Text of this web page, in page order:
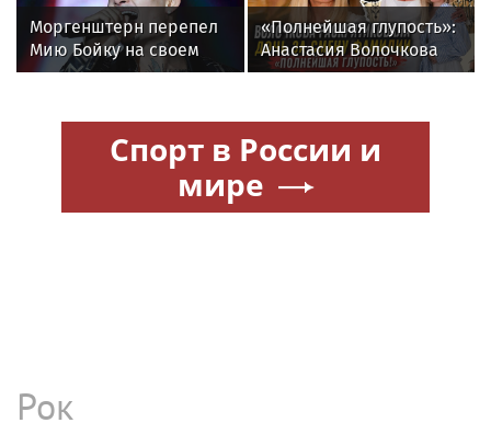
Моргенштерн перепел
Мию Бойку на своем
концерте
«Полнейшая глупость»:
Анастасия Волочкова
осудила дочь за отказ
фамилии
Спорт в России и
мире
Рок